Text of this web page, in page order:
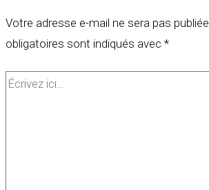
Votre adresse e-mail ne sera pas publiée.
obligatoires sont indiqués avec *
Écrivez